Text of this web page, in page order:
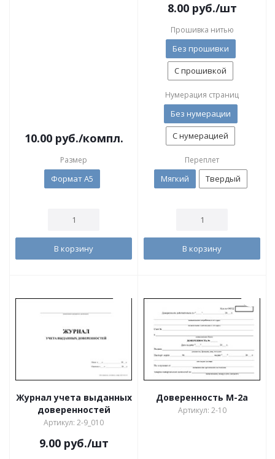
10.00руб./компл.
Размер
Формат А5
В корзину
8.00руб./шт
Прошивка нитью
Без прошивки
С прошивкой
Нумерация страниц
Без нумерации
С нумерацией
Переплет
Мягкий Твердый
В корзину
Журнал учета выданных
доверенностей
Артикул: 2-9_010
9.00руб./шт
Доверенность М-2а
Артикул: 2-10